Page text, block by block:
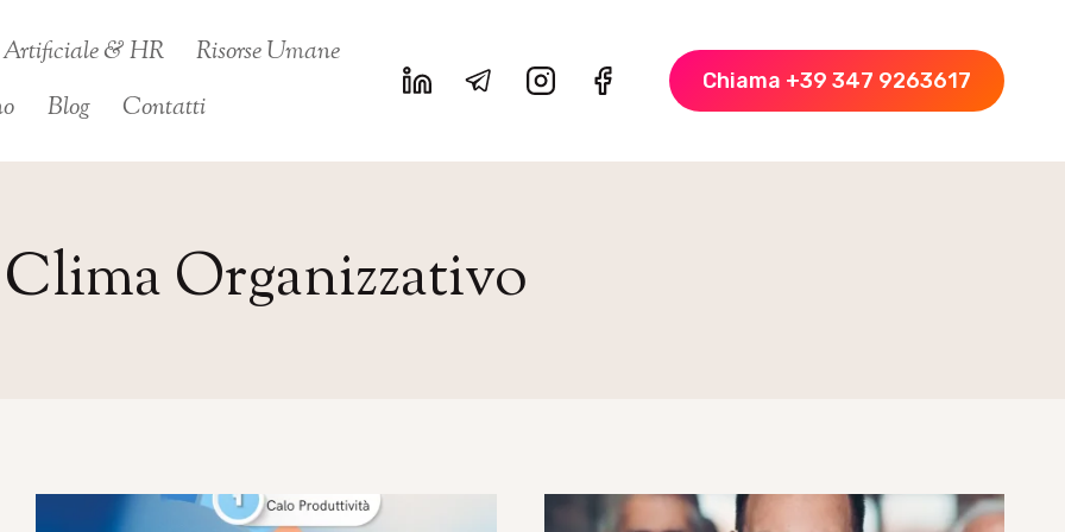
& HR
Risorse Umane
Blog Contatti
Chiama +39 347 9263617
Clima Organizzativo